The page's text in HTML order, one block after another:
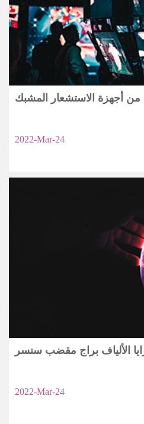
أجهزة الاستشعار المشبك
2022-Mar-24
الألياف براج مقضب سنسر
2022-Mar-24